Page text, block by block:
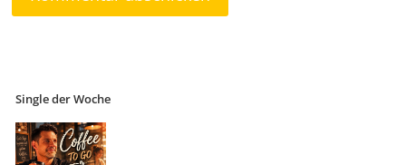
Single der Woche